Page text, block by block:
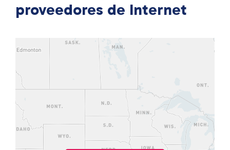
proveedores de Internet